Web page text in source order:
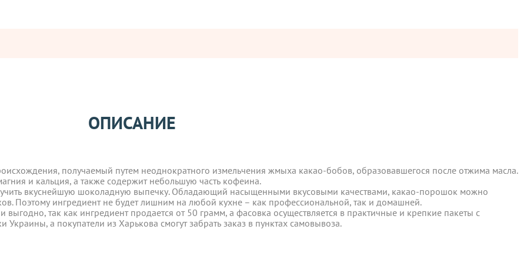
получаемый путем неоднократного измельчения жмыха какао-бобов, образовавшегося после отжима масла.
и кальция, а также содержит небольшую часть кофеина.
Поэтому ингредиент не будет лишним на любой кухне – как профессиональной, так и домашней.
так как ингредиент продается от 50 грамм, а фасовка осуществляется в практичные и крепкие пакеты с
а покупатели из Харькова смогут забрать заказ в пунктах самовывоза.
вкус горьковат. В
- остается след, что
Заказанный вес
и напитков
с категории "ОПТ", отправляются за счет клиента! Заказы отправляются в понедельник, вторник и четверг. Отправка
оплаты.
один раз в неделю -в четверг. Оплата должна поступить до среды включительно.
с категории "ОПТ", отправляются за счет клиента!
ОПИСАНИЕ
получаемый путем неоднократного измельчения жмыха какао-бобов, образовавшегося после отжима масла.
и кальция, а также содержит небольшую часть кофеина.
вкуснейшую шоколадную выпечку. Обладающий насыщенными вкусовыми качествами, какао-порошок можно
Поэтому ингредиент не будет лишним на любой кухне – как профессиональной, так и домашней.
так как ингредиент продается от 50 грамм, а фасовка осуществляется в практичные и крепкие пакеты с
а покупатели из Харькова смогут забрать заказ в пунктах самовывоза.